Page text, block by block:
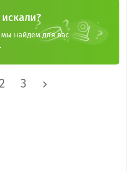
найдем для вас
2 3 